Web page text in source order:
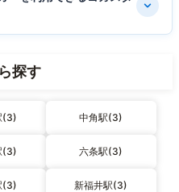
探す
(3) 中角駅(3)
(3) 六条駅(3)
(3) 新福井駅(3)